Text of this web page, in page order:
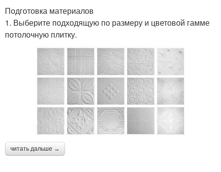
Подготовка материалов
1. Выберите подходящую по размеру и цветовой гамме
потолочную плитку.
читать дальше →